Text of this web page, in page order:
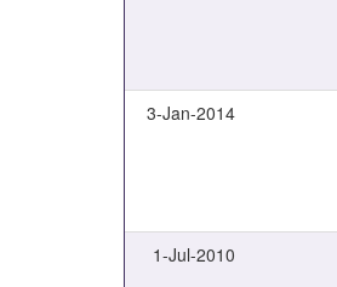
3-Jan-2014
1-Jul-2010